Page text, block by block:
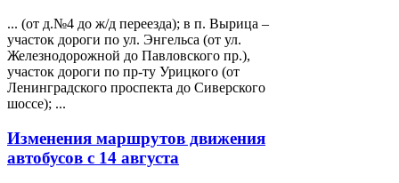
... (от д.№4 до ж/д переезда); в п. Вырица –
участок дороги по ул. Энгельса (от ул.
Железнодорожной до Павловского пр.),
участок дороги по пр-ту Урицкого (от
Ленинградского проспекта до Сиверского
шоссе); ...
Изменения маршрутов движения
автобусов с 14 августа